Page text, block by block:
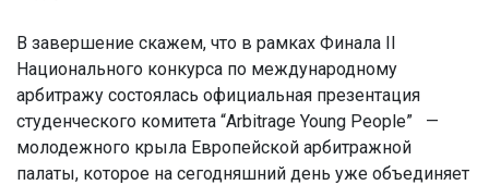
В завершение скажем, что в рамках Финала ІІ
Национального конкурса по международному
арбитражу состоялась официальная презентация
студенческого комитета “Arbitrage Young People” —
молодежного крыла Европейской арбитражной
палаты, которое на сегодняшний день уже объединяет